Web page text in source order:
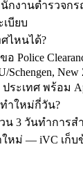
กงานตำรวจก
เบียบ
ไหนได้?
Police
Schengen, New
ระเทศ พร้อม
ำใหม่กี่วัน?
วน 3 วันทำการ
หม่ — iVC เก็